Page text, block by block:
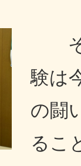
験は
の闘
るこ